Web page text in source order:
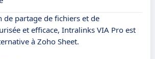
de partage de fichiers et de
et efficace, Intralinks VIA Pro est
à Zoho Sheet.